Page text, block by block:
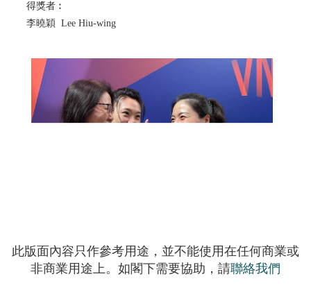
得獎者︰
李曉穎 Lee Hiu-wing
此版面內容只作參考用途，並不能使用在任何商業或
非商業用途上。如閣下需要協助，請聯絡我們